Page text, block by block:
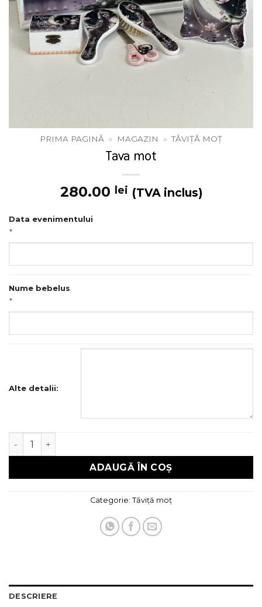
PRIMA PAGINĂ » MAGAZIN » TĂVIȚĂ MOȚ
Tava mot
280.00 lei (TVA inclus)
Data evenimentului
*
Nume bebelus
*
Alte detalii:
Cantitate Tava mot
ADAUGĂ ÎN COȘ
Categorie: Tăviță moț
DESCRIERE